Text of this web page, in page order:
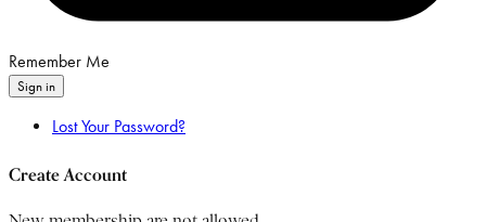
Remember Me
Sign in
Lost Your Password?
Create Account